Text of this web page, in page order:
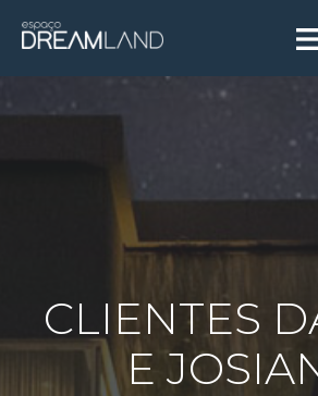
CLIENTES
E